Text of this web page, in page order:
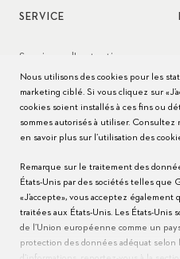
SERVICE
Services d'entretien
Conseils d’entretien
Modes d'emploi
Centres de service
Nous utilisons des cookies pour les
marketing ciblé. Si vous cliquez sur
cookies soient installés à ces fins ou
sommes autorisés à utiliser. Consultez
en savoir plus sur l’utilisation des
Remarque sur le traitement des
États-Unis par des sociétés telles que
«J’accepte», vous acceptez
traitées aux États-Unis. Les États-Unis
de l’Union européenne comme un
protection des données adéquat selon